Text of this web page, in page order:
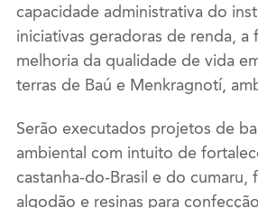
capacidade administrativa do
iniciativas geradoras de renda,
melhoria da qualidade de vida
terras de Baú e Menkragnotí,
Serão executados projetos de
ambiental com intuito de
castanha-do-Brasil e do cumaru,
algodão e resinas para